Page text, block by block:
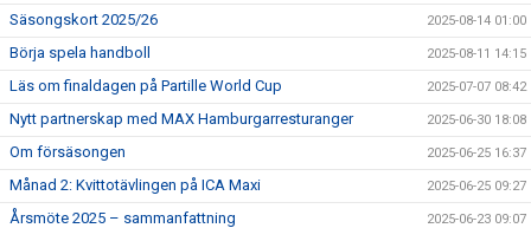
Säsongskort 2025/26 2025-08-14 01:00
Börja spela handboll 2025-08-11 14:15
Läs om finaldagen på Partille World Cup 2025-07-07 08:42
Nytt partnerskap med MAX Hamburgarresturanger 2025-06-30 18:08
Om försäsongen 2025-06-25 16:37
Månad 2: Kvittotävlingen på ICA Maxi 2025-06-25 09:27
Årsmöte 2025 – sammanfattning 2025-06-23 09:07